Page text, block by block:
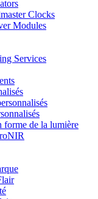
Clocks
Modules
Services
forme de la lumière